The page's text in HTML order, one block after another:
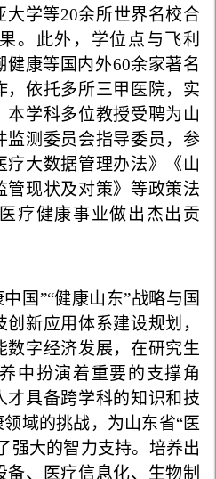
大学等20余所世界名校合
。此外，学位点与飞利
健康等国内外60余家著名
，依托多所三甲医院，实
本学科多位教授受聘为山
监测委员会指导委员，参
疗大数据管理办法》《山
管现状及对策》等政策法
疗健康事业做出杰出贡
国”“健康山东”战略与国
新应用体系建设规划，
数字经济发展，在研究生
中扮演着重要的支撑角
才具备跨学科的知识和技
域的挑战，为山东省“医
强大的智力支持。培养出
、医疗信息化、生物制